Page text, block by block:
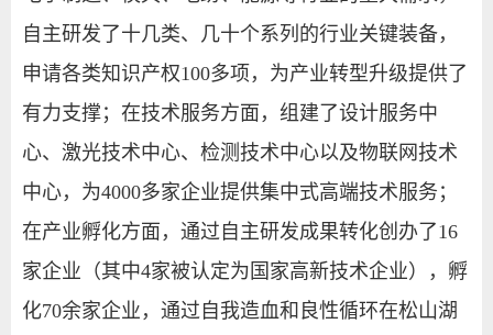
自主研发了十几类、几十个系列的行业关键装备，
申请各类知识产权100多项，为产业转型升级提供了
有力支撑；在技术服务方面，组建了设计服务中
心、激光技术中心、检测技术中心以及物联网技术
中心，为4000多家企业提供集中式高端技术服务；
在产业孵化方面，通过自主研发成果转化创办了16
家企业（其中4家被认定为国家高新技术企业），孵
化70余家企业，通过自我造血和良性循环在松山湖